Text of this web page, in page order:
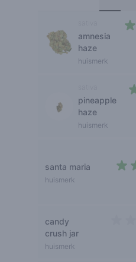
amnesia
haze
huismerk
pineapple
haze
huismerk
santa maria
huismerk
candy
crush jar
huismerk